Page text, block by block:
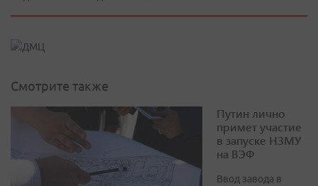
Смотрите также
Путин лично
примет участие
в запуске НЗМУ
на ВЭФ
Ввод завода в